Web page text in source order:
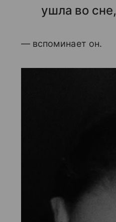
ушла во сне,
— вспоминает он.